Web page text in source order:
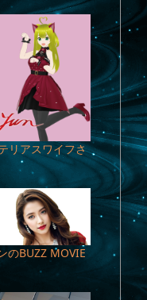
リアスワイフさ
のBUZZ MOVIE